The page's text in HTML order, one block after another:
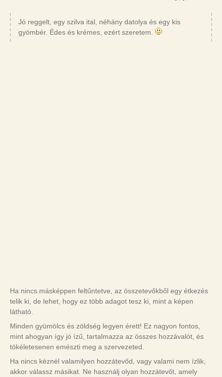
Jó reggelt, egy szilva ital, néhány datolya és egy kis
gyömbér. Édes és krémes, ezért szeretem.
Ha nincs másképpen feltűntetve, az összetevőkből egy étkezés
telik ki, de lehet, hogy ez több adagot tesz ki, mint a képen
látható.
Minden gyümölcs és zöldség legyen érett! Ez nagyon fontos,
mint ahogyan így jó ízű, tartalmazza az összes hozzávalót, és
tökéletesenen emészti meg a szervezeted.
Ha nincs kéznél valamilyen hozzátevőd, vagy valami nem ízlik,
akkor válassz másikat. Ne használj olyan hozzátevőt, amely